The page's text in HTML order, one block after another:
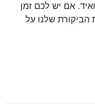
אם יש לכם זמן
הביקורת שלנו על